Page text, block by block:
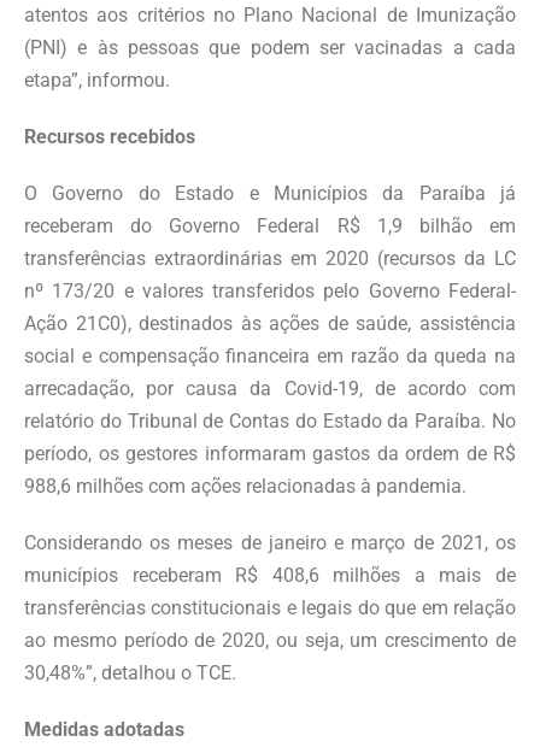
atentos aos critérios no Plano Nacional de Imunização
(PNI) e às pessoas que podem ser vacinadas a cada
etapa”, informou.
Recursos recebidos
O Governo do Estado e Municípios da Paraíba já
receberam do Governo Federal R$ 1,9 bilhão em
transferências extraordinárias em 2020 (recursos da LC
nº 173/20 e valores transferidos pelo Governo Federal-
Ação 21C0), destinados às ações de saúde, assistência
social e compensação financeira em razão da queda na
arrecadação, por causa da Covid-19, de acordo com
relatório do Tribunal de Contas do Estado da Paraíba. No
período, os gestores informaram gastos da ordem de R$
988,6 milhões com ações relacionadas à pandemia.
Considerando os meses de janeiro e março de 2021, os
municípios receberam R$ 408,6 milhões a mais de
transferências constitucionais e legais do que em relação
ao mesmo período de 2020, ou seja, um crescimento de
30,48%”, detalhou o TCE.
Medidas adotadas